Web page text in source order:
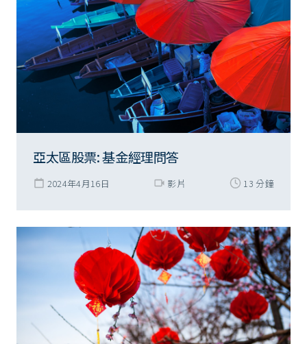
亞太區股票: 基金經理問答
2024年4月16日 影片 13 分鐘